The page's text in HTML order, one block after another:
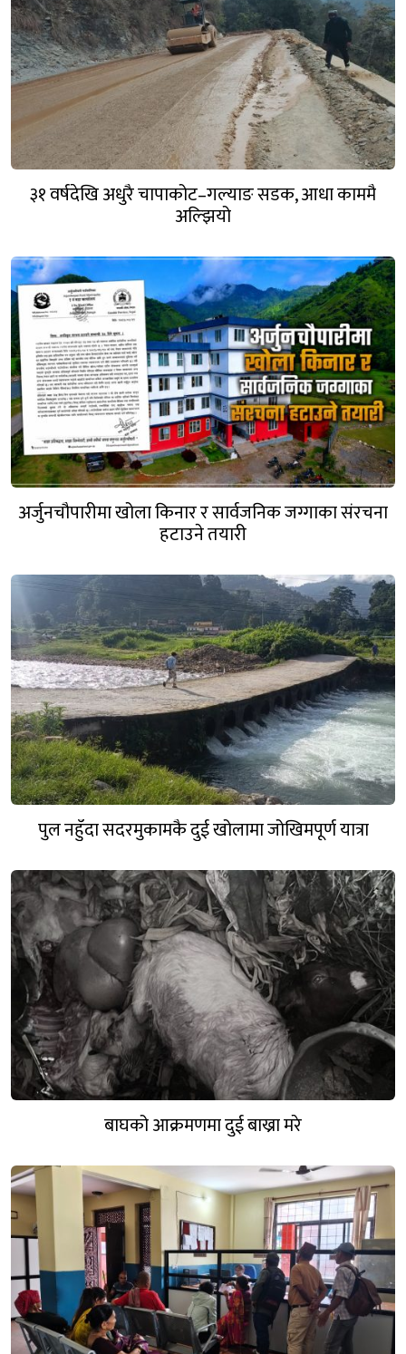
३१ वर्षदेखि अधुरै चापाकोट–गल्याङ सडक, आधा काममै
अल्झियो
अर्जुनचौपारीमा खोला किनार र सार्वजनिक जग्गाका संरचना
हटाउने तयारी
पुल नहुँदा सदरमुकामकै दुई खोलामा जोखिमपूर्ण यात्रा
बाघको आक्रमणमा दुई बाख्रा मरे